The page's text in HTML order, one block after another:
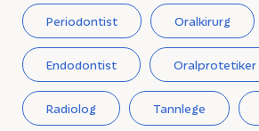
Periodontist Oralkirurg
Endodontist Oralprotetiker
Radiolog Tannlege